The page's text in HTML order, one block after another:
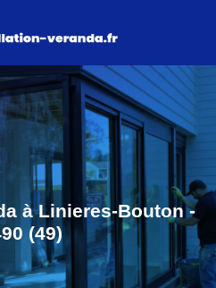
à Linieres-Bouton -
(49)